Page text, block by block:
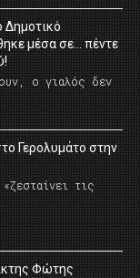
Δημοτικό
μέσα σε… πέντε
ο γιαλός δεν
Γερολυμάτο στην
τις
Φώτης